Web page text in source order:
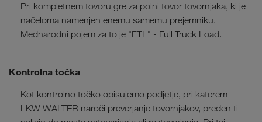
Pri kompletnem tovoru gre za polni tovor tovornjaka, ki je
načeloma namenjen enemu samemu prejemniku.
Mednarodni pojem za to je "FTL" - Full Truck Load.
Kontrolna točka
Kot kontrolno točko opisujemo podjetje, pri katerem
LKW WALTER naroči preverjanje tovornjakov, preden ti